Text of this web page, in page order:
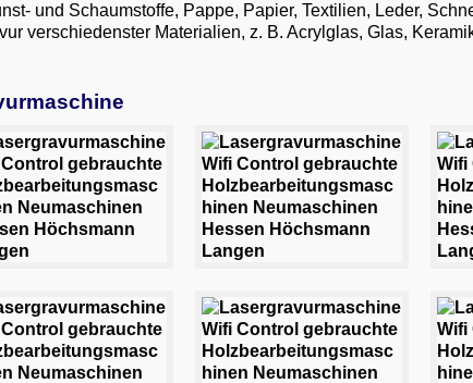
und Schaumstoffe, Pappe, Papier, Textilien, Leder,
verschiedenster Materialien, z. B. Acrylglas, Glas,